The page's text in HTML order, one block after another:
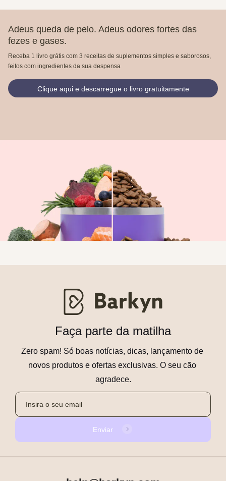
Adeus queda de pelo. Adeus odores fortes das
fezes e gases.
Receba 1 livro grátis com 3 receitas de suplementos simples e saborosos,
feitos com ingredientes da sua despensa
Clique aqui e descarregue o livro gratuitamente
Faça parte da matilha
Zero spam! Só boas notícias, dicas, lançamento de
novos produtos e ofertas exclusivas. O seu cão
agradece.
Enviar